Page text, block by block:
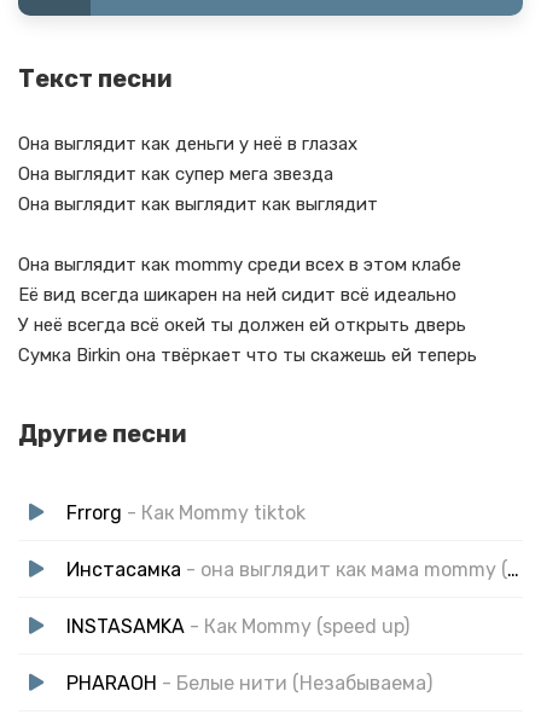
Текст песни
Она выглядит как деньги у неё в глазах
Она выглядит как супер мега звезда
Она выглядит как выглядит как выглядит
Она выглядит как mommy среди всех в этом клабе
Её вид всегда шикарен на ней сидит всё идеально
У неё всегда всё окей ты должен ей открыть дверь
Сумка Birkin она твёркает что ты скажешь ей теперь
Другие песни
Frrorg - Как Mommy tiktok
Инстасамка - она выглядит как мама mommy (speed up remix)
INSTASAMKA - Как Mommy (speed up)
PHARAOH - Белые нити (Незабываема)